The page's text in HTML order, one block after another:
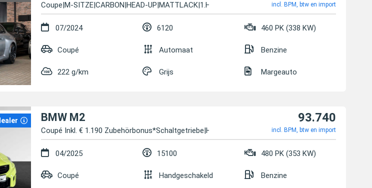
Coupe|M-SITZE|CARBON|HEAD-UP|MATTLACK|1.HAND incl. BPM, btw en import
07/2024 6120 460 PK (338 KW)
Coupé Automaat Benzine
222 g/km Grijs Margeauto
BMW M2
Coupé Inkl. € 1.190 Zubehörbonus*Schaltgetriebe|He
93.740
incl. BPM, btw en import
04/2025 15100 480 PK (353 KW)
Coupé Handgeschakeld Benzine